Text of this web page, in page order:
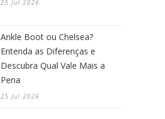
25 Jul 2026
Ankle Boot ou Chelsea?
Entenda as Diferenças e
Descubra Qual Vale Mais a
Pena
25 Jul 2026